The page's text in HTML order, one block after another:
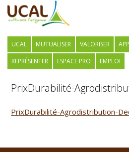
UCAL MUTUALISER VALORISER
REPRÉSENTER
ESPACE PRO EMPLOI
PrixDurabilité-
PrixDurabilité-Agrodistribution-